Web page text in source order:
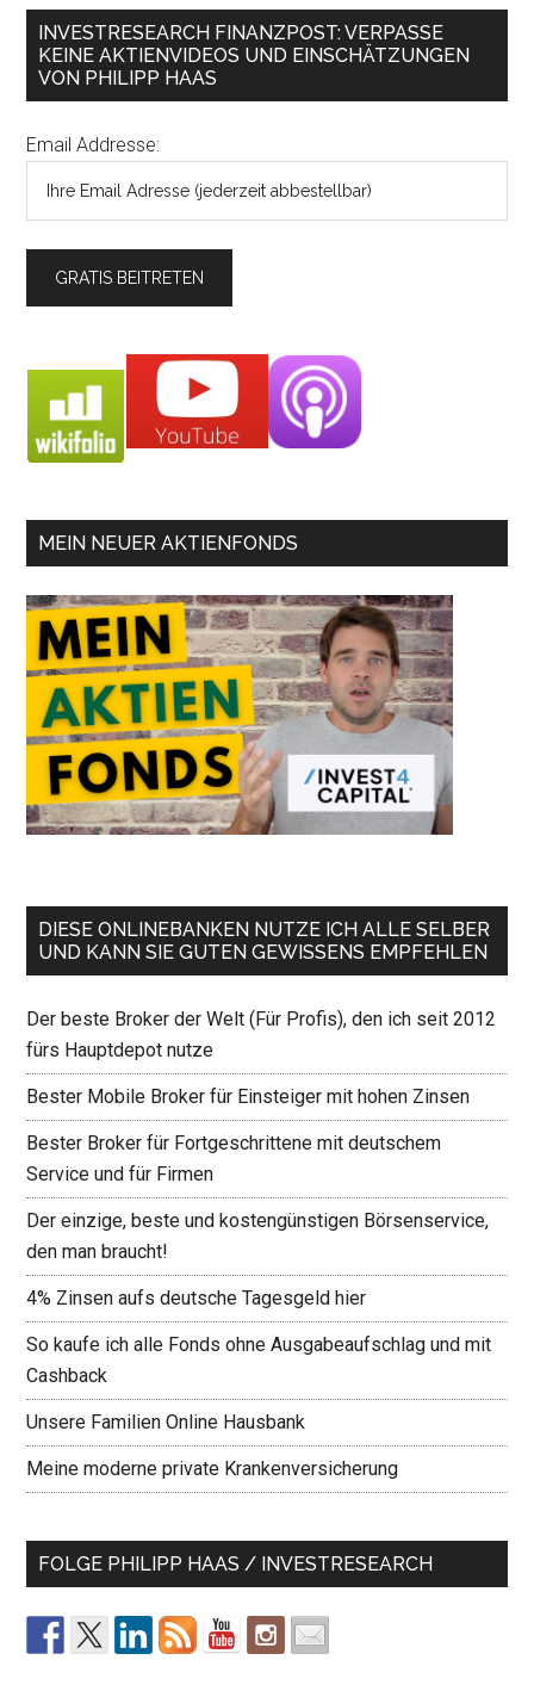
INVESTRESEARCH FINANZPOST: VERPASSE
KEINE AKTIENVIDEOS UND EINSCHÄTZUNGEN
VON PHILIPP HAAS
Email Addresse:
MEIN NEUER AKTIENFONDS
DIESE ONLINEBANKEN NUTZE ICH ALLE SELBER
UND KANN SIE GUTEN GEWISSENS EMPFEHLEN
Der beste Broker der Welt (Für Profis), den ich seit 2012
fürs Hauptdepot nutze
Bester Mobile Broker für Einsteiger mit hohen Zinsen
Bester Broker für Fortgeschrittene mit deutschem
Service und für Firmen
Der einzige, beste und kostengünstigen Börsenservice,
den man braucht!
4% Zinsen aufs deutsche Tagesgeld hier
So kaufe ich alle Fonds ohne Ausgabeaufschlag und mit
Cashback
Unsere Familien Online Hausbank
Meine moderne private Krankenversicherung
FOLGE PHILIPP HAAS / INVESTRESEARCH